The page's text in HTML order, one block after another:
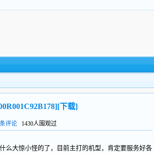
下载]
评论 1430人围观过
大惊小怪的了，目前主打的机型，肯定要服务好各